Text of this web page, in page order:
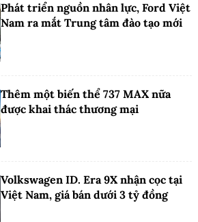
Phát triển nguồn nhân lực, Ford Việt
Nam ra mắt Trung tâm đào tạo mới
Thêm một biến thể 737 MAX nữa
được khai thác thương mại
Volkswagen ID. Era 9X nhận cọc tại
Việt Nam, giá bán dưới 3 tỷ đồng